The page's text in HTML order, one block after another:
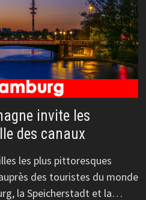
invite les
des canaux
les plus pittoresques
des touristes du monde
la Speicherstadt et la…